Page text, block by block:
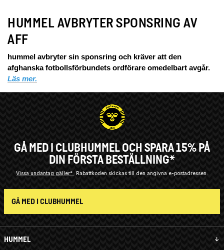
HUMMEL AVBRYTER SPONSRING AV
AFF
hummel avbryter sin sponsring och kräver att den
afghanska fotbollsförbundets ordförare omedelbart avgår.
Läs mer.
HUMMEL
GÅ MED I CLUBHUMMEL OCH SPARA 15% PÅ
DIN FÖRSTA BESTÄLLNING*
Vissa undantag gäller* Rabattkoden skickas till den angivna e-postadressen.
GÅ MED I CLUBHUMMEL